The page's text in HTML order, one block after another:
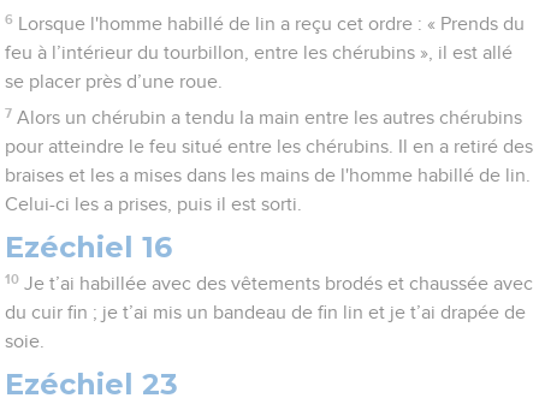
6
Lorsque l'homme habillé de lin a reçu cet ordre : « Prends du
feu à l’intérieur du tourbillon, entre les chérubins », il est allé
se placer près d’une roue.
7 Alors un chérubin a tendu la main entre les autres chérubins
pour atteindre le feu situé entre les chérubins. Il en a retiré des
braises et les a mises dans les mains de l'homme habillé de lin.
Celui-ci les a prises, puis il est sorti.
Ezéchiel 16
10 Je t’ai habillée avec des vêtements brodés et chaussée avec
du cuir fin ; je t’ai mis un bandeau de fin lin et je t’ai drapée de
soie.
Ezéchiel 23